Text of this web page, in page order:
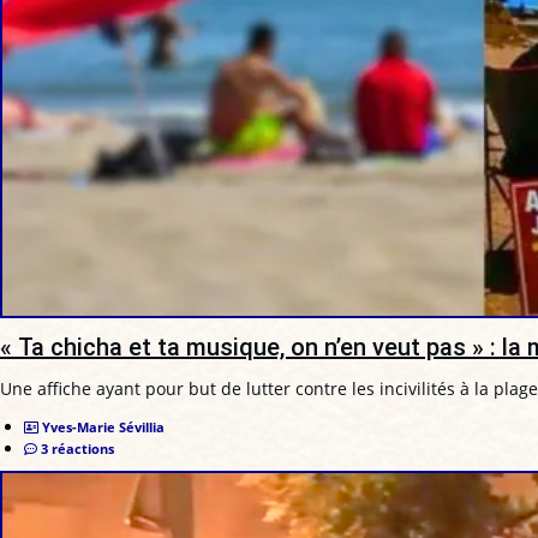
« Ta chicha et ta musique, on n’en veut pas » :
Une affiche ayant pour but de lutter contre les incivilités à la
Yves-Marie Sévillia
3 réactions